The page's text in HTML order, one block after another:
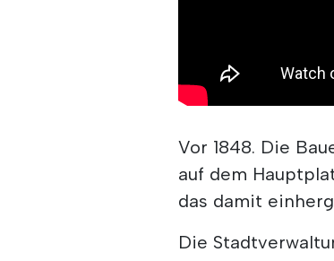
Vor 1848. Die
auf dem
das damit
Die